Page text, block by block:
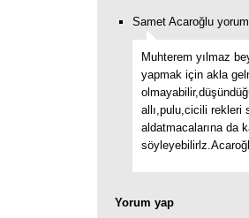
Samet Acaroğlu
Muhterem yılmaz
yapmak için akla
allı,pulu,cicili rekleri
aldatmacalarına da
Yorum yap